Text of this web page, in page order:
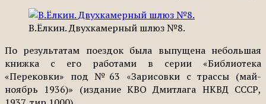
В.Ёлкин. Двухкамерный шлюз №8.
По результатам поездок была выпущена небольшая
книжка с его работами в серии «Библиотека
«Перековки» под №63 «Зарисовки с трассы (май-
ноябрь 1936)» (издание КВО Дмитлага НКВД СССР,